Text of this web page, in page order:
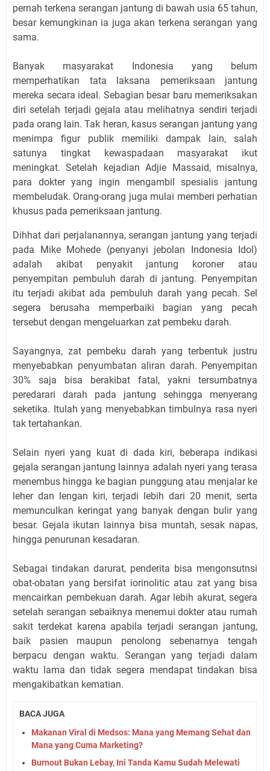
pernah terkena serangan jantung di bawah usia 65 tahun,
besar kemungkinan ia juga akan terkena serangan yang
sama.
Banyak masyarakat Indonesia yang belum
memperhatikan tata laksana pemeriksaan jantung
mereka secara ideal. Sebagian besar baru memeriksakan
diri setelah terjadi gejala atau melihatnya sendiri terjadi
pada orang lain. Tak heran, kasus serangan jantung yang
menimpa figur publik memiliki dampak lain, salah
satunya tingkat kewaspadaan masyarakat ikut
meningkat. Setelah kejadian Adjie Massaid, misalnya,
para dokter yang ingin mengambil spesialis jantung
membeludak. Orang-orang juga mulai memberi perhatian
khusus pada pemeriksaan jantung.
Dihhat dari perjalanannya, serangan jantung yang terjadi
pada Mike Mohede (penyanyi jebolan Indonesia Idol)
adalah akibat penyakit jantung koroner atau
penyempitan pembuluh darah di jantung. Penyempitan
itu terjadi akibat ada pembuluh darah yang pecah. Sel
segera berusaha memperbaiki bagian yang pecah
tersebut dengan mengeluarkan zat pembeku darah.
Sayangnya, zat pembeku darah yang terbentuk justru
menyebabkan penyumbatan aliran darah. Penyempitan
30% saja bisa berakibat fatal, yakni tersumbatnya
peredarari darah pada jantung sehingga menyerang
seketika. Itulah yang menyebabkan timbulnya rasa nyeri
tak tertahankan.
Selain nyeri yang kuat di dada kiri, beberapa indikasi
gejala serangan jantung lainnya adalah nyeri yang terasa
menembus hingga ke bagian punggung atau menjalar ke
leher dan lengan kiri, terjadi lebih dari 20 menit, serta
memunculkan keringat yang banyak dengan bulir yang
besar. Gejala ikutan lainnya bisa muntah, sesak napas,
hingga penurunan kesadaran.
Sebagai tindakan darurat, penderita bisa mengonsutnsi
obat-obatan yang bersifat iorinolitic atau zat yang bisa
mencairkan pembekuan darah. Agar lebih akurat, segera
setelah serangan sebaiknya menemui dokter atau rumah
sakit terdekat karena apabila terjadi serangan jantung,
baik pasien maupun penolong sebenarnya tengah
berpacu dengan waktu. Serangan yang terjadi dalam
waktu lama dan tidak segera mendapat tindakan bisa
mengakibatkan kematian.
BACA JUGA
Makanan Viral di Medsos: Mana yang Memang Sehat dan
Mana yang Cuma Marketing?
Burnout Bukan Lebay, Ini Tanda Kamu Sudah Melewati